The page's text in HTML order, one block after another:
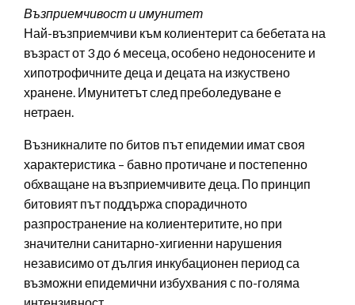
Възприемчивост и имунитет
Най-възприемчиви към колиентерит са бебетата на
възраст от 3 до 6 месеца, особено недоносените и
хипотрофичните деца и децата на изкуствено
хранене. Имунитетът след преболедуване е
нетраен.
Възникналите по битов път епидемии имат своя
характеристика – бавно протичане и постепенно
обхващане на възприемчивите деца. По принцип
битовият път поддържа спорадичното
разпространение на колиентеритите, но при
значителни санитарно-хигиенни нарушения
независимо от дългия инкубационен период са
възможни епидемични избухвания с по-голяма